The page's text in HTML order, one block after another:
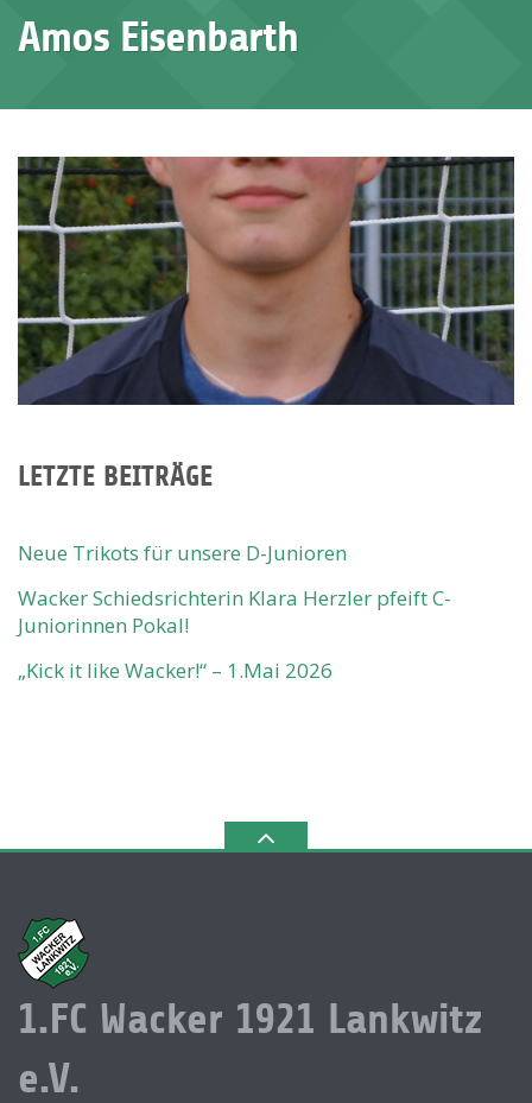
Amos Eisenbarth
LETZTE BEITRÄGE
Neue Trikots für unsere D-Junioren
Wacker Schiedsrichterin Klara Herzler pfeift C-
Juniorinnen Pokal!
„Kick it like Wacker!“ – 1.Mai 2026
1.FC Wacker 1921 Lankwitz
e.V.